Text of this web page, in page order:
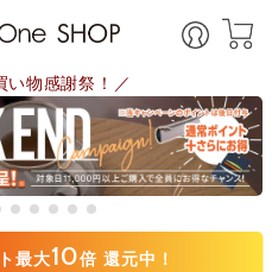
い物感謝祭！／
最大10倍 還元中！